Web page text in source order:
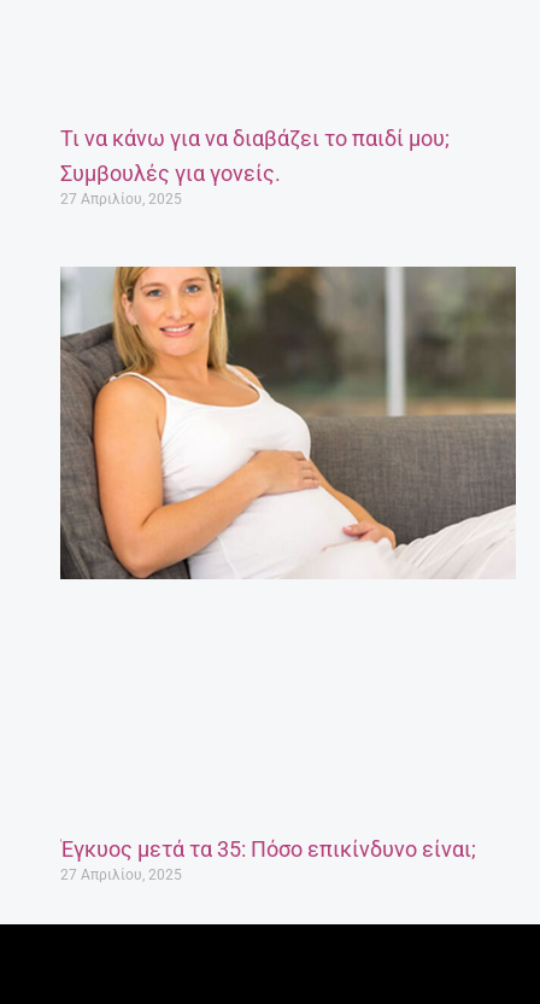
Τι να κάνω για να διαβάζει το παιδί μου;
Συμβουλές για γονείς.
27 Απριλίου, 2025
Έγκυος μετά τα 35: Πόσο επικίνδυνο είναι;
27 Απριλίου, 2025